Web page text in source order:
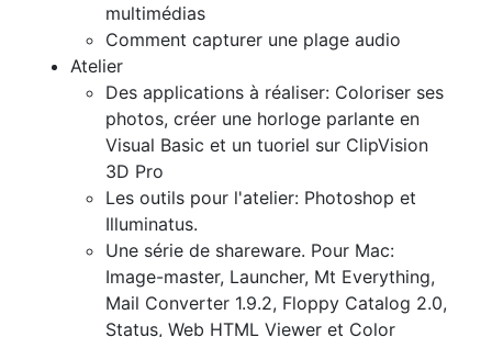
multimédias
Comment capturer une plage audio
Atelier
Des applications à réaliser: Coloriser ses
photos, créer une horloge parlante en
Visual Basic et un tuoriel sur ClipVision
3D Pro
Les outils pour l'atelier: Photoshop et
Illuminatus.
Une série de shareware. Pour Mac:
Image-master, Launcher, Mt Everything,
Mail Converter 1.9.2, Floppy Catalog 2.0,
Status, Web HTML Viewer et Color